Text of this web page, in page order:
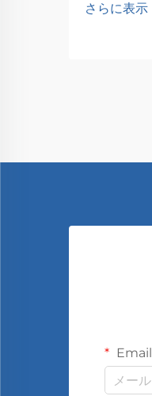
さらに表示
Email